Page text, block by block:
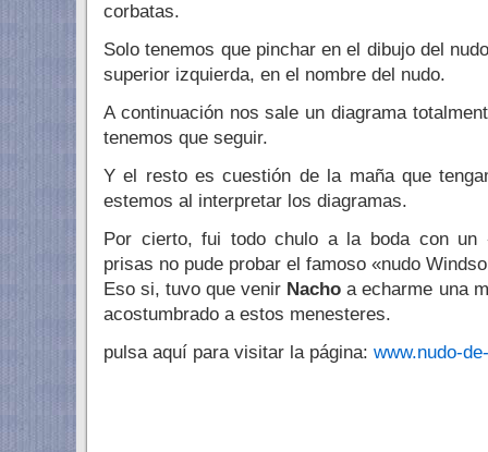
corbatas.
Solo tenemos que pinchar en el dibujo del
superior izquierda, en el nombre del nudo.
A continuación nos sale un diagrama
tenemos que seguir.
Y el resto es cuestión de la maña que
estemos al interpretar los diagramas.
Por cierto, fui todo chulo a la boda con un
prisas no pude probar el famoso «nudo
Eso si, tuvo que venir Nacho a echarme una
acostumbrado a estos menesteres.
pulsa aquí para visitar la página: www.nudo-